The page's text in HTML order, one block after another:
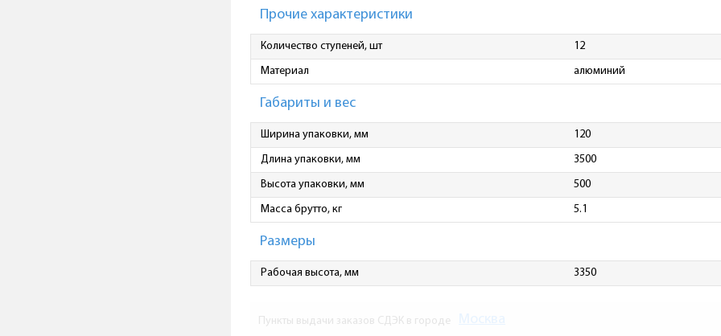
Прочие характеристики
Количество ступеней, шт 12
Материал алюминий
Габариты и вес
Ширина упаковки, мм 120
Длина упаковки, мм 3500
Высота упаковки, мм 500
Масса брутто, кг 5.1
Размеры
Рабочая высота, мм 3350
Пункты выдачи заказов СДЭК в городе